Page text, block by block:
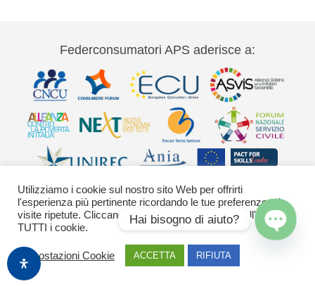
Federconsumatori APS aderisce a:
Via Palestro 11 00185 Roma - tel 06
42020755-9 federconsumatori@federconsumatori.it Ufficio stampa tel: 06
42020755 ufficiostampa@federconsumatori.it -Cookies Policy
Images by Freepik
Utilizziamo i cookie sul nostro sito Web per offrirti
l'esperienza più pertinente ricordando le tue preferenze e le
visite ripetute. Cliccando su "Accetta" acconsenti all'uso di
TUTTI i cookie.
Impostazioni Cookie ACCETTA RIFIUTA
Hai bisogno di aiuto?